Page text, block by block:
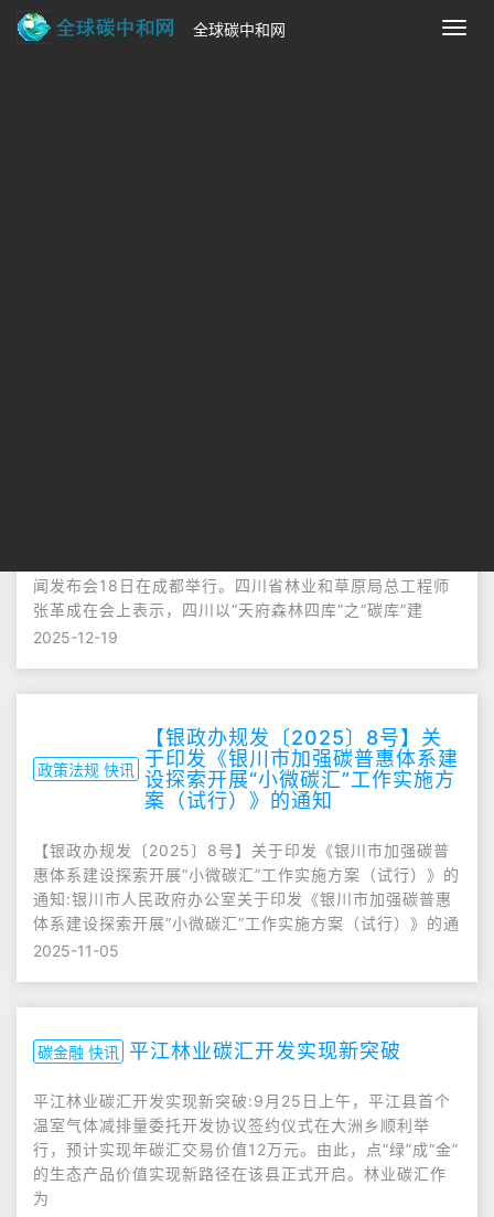
切
全球碳中和网
闻发布会18日在成都举行。四川省林业和草原局总工程师
张革成在会上表示，四川以“天府森林四库”之“碳库”建
2025-12-19
政策法规 快讯
【银政办规发〔2025〕8号】关
于印发《银川市加强碳普惠体系建
设探索开展“小微碳汇”工作实施方
案（试行）》的通知
【银政办规发〔2025〕8号】关于印发《银川市加强碳普
惠体系建设探索开展“小微碳汇”工作实施方案（试行）》的
通知:银川市人民政府办公室关于印发《银川市加强碳普惠
体系建设探索开展“小微碳汇”工作实施方案（试行）》的通
2025-11-05
碳金融 快讯 平江林业碳汇开发实现新突破
平江林业碳汇开发实现新突破:9月25日上午，平江县首个
温室气体减排量委托开发协议签约仪式在大洲乡顺利举
行，预计实现年碳汇交易价值12万元。由此，点“绿”成“金”
的生态产品价值实现新路径在该县正式开启。林业碳汇作
为